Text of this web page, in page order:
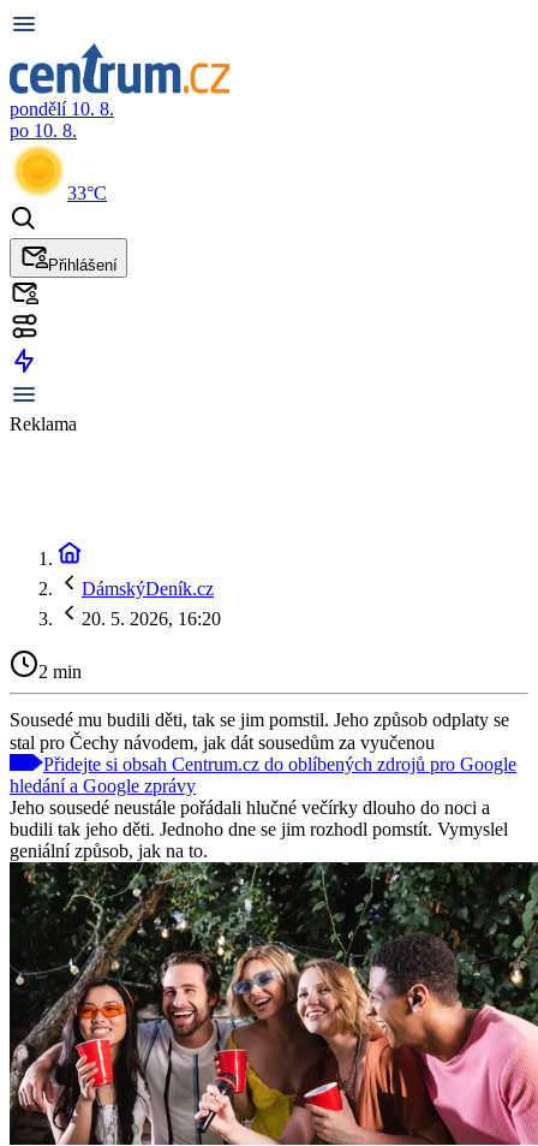
pondělí 10. 8.
po 10. 8.
33°C
Přihlášení
Reklama
DámskýDeník.cz
20. 5. 2026, 16:20
2 min
Sousedé mu budili děti, tak se jim pomstil. Jeho způsob odplaty se
stal pro Čechy návodem, jak dát sousedům za vyučenou
Přidejte si obsah Centrum.cz do oblíbených zdrojů pro Google
hledání a Google zprávy
Jeho sousedé neustále pořádali hlučné večírky dlouho do noci a
budili tak jeho děti. Jednoho dne se jim rozhodl pomstít. Vymyslel
geniální způsob, jak na to.